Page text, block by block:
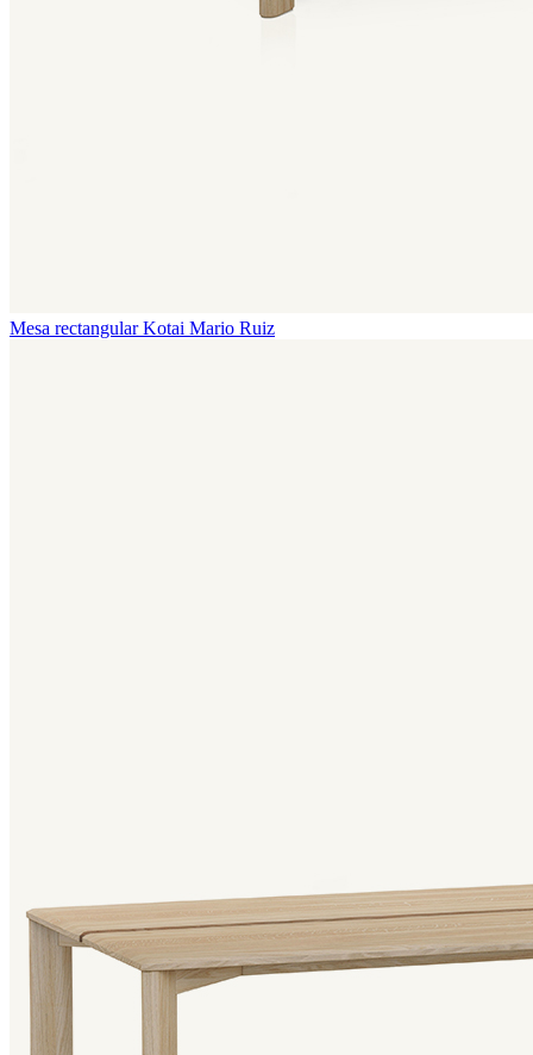
Mesa rectangular Kotai Mario Ruiz